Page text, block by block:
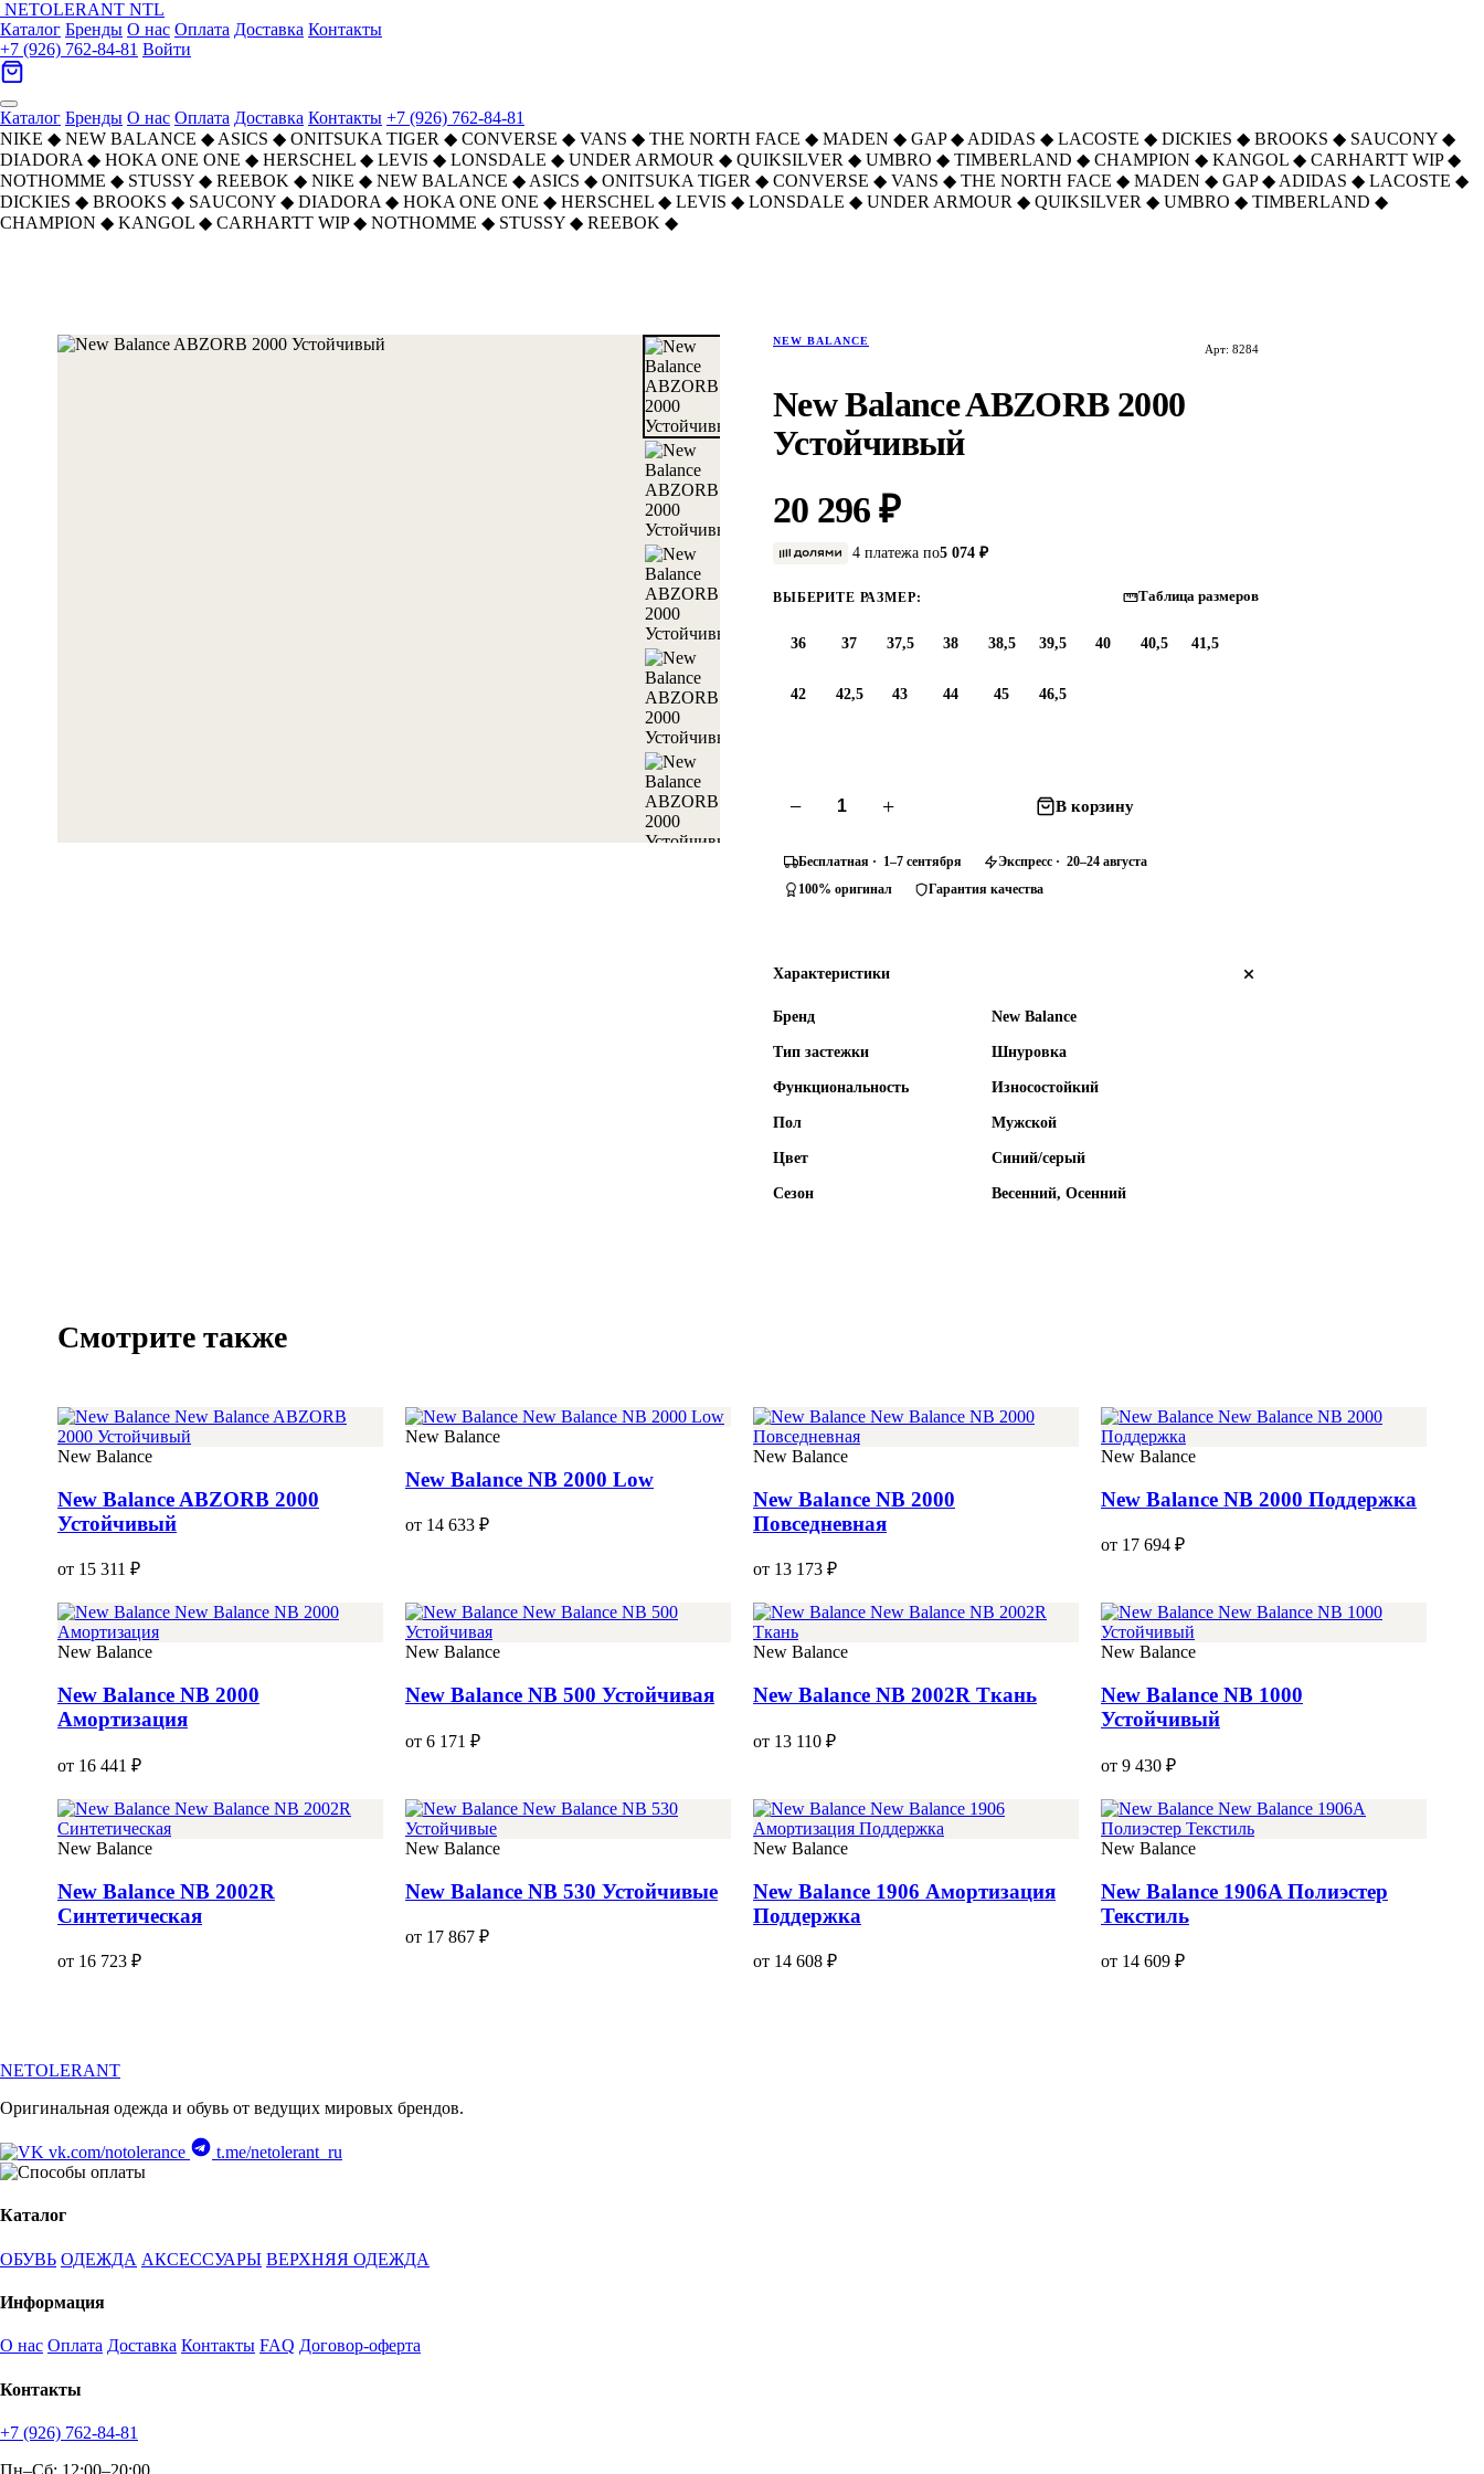
NETOLERANT NTL
Каталог Бренды О нас Оплата Доставка Контакты
+7 (926) 762-84-81 Войти
Каталог Бренды О нас Оплата Доставка Контакты +7 (926) 762-84-81
NIKE ◆ NEW BALANCE ◆ ASICS ◆ ONITSUKA TIGER ◆ CONVERSE ◆ VANS ◆ THE NORTH FACE ◆ MADEN ◆ GAP ◆ ADIDAS ◆ LACOSTE ◆ DICKIES ◆ BROOKS ◆ SAUCONY ◆
DIADORA ◆ HOKA ONE ONE ◆ HERSCHEL ◆ LEVIS ◆ LONSDALE ◆ UNDER ARMOUR ◆ QUIKSILVER ◆ UMBRO ◆ TIMBERLAND ◆ CHAMPION ◆ KANGOL ◆ CARHARTT WIP ◆
NOTHOMME ◆ STUSSY ◆ REEBOK ◆ NIKE ◆ NEW BALANCE ◆ ASICS ◆ ONITSUKA TIGER ◆ CONVERSE ◆ VANS ◆ THE NORTH FACE ◆ MADEN ◆ GAP ◆ ADIDAS ◆ LACOSTE ◆
DICKIES ◆ BROOKS ◆ SAUCONY ◆ DIADORA ◆ HOKA ONE ONE ◆ HERSCHEL ◆ LEVIS ◆ LONSDALE ◆ UNDER ARMOUR ◆ QUIKSILVER ◆ UMBRO ◆ TIMBERLAND ◆
CHAMPION ◆ KANGOL ◆ CARHARTT WIP ◆ NOTHOMME ◆ STUSSY ◆ REEBOK ◆
NEW BALANCE
Арт: 8284
New Balance ABZORB 2000
Устойчивый
20 296 ₽
4 платежа по5 074 ₽
ВЫБЕРИТЕ РАЗМЕР: Таблица размеров
36 37 37,5 38 38,5 39,5 40 40,5 41,5
42 42,5 43 44 45 46,5
− + В корзину
Бесплатная · 1–7 сентября
Экспресс · 20–24 августа
100% оригинал
Гарантия качества
Характеристики
Бренд New Balance
Тип застежки Шнуровка
Функциональность Износостойкий
Пол Мужской
Цвет Синий/серый
Сезон Весенний, Осенний
Смотрите также
New Balance
New Balance ABZORB 2000
Устойчивый
от 15 311 ₽
New Balance
New Balance NB 2000 Low
от 14 633 ₽
New Balance
New Balance NB 2000
Повседневная
от 13 173 ₽
New Balance
New Balance NB 2000 Поддержка
от 17 694 ₽
New Balance
New Balance NB 2000
Амортизация
от 16 441 ₽
New Balance
New Balance NB 500 Устойчивая
от 6 171 ₽
New Balance
New Balance NB 2002R Ткань
от 13 110 ₽
New Balance
New Balance NB 1000
Устойчивый
от 9 430 ₽
New Balance
New Balance NB 2002R
Синтетическая
от 16 723 ₽
New Balance
New Balance NB 530 Устойчивые
от 17 867 ₽
New Balance
New Balance 1906 Амортизация
Поддержка
от 14 608 ₽
New Balance
New Balance 1906A Полиэстер
Текстиль
от 14 609 ₽
NETOLERANT
Оригинальная одежда и обувь от ведущих мировых брендов.
vk.com/notolerance t.me/netolerant_ru
Каталог
ОБУВЬ ОДЕЖДА АКСЕССУАРЫ ВЕРХНЯЯ ОДЕЖДА
Информация
О нас Оплата Доставка Контакты FAQ Договор-оферта
Контакты
+7 (926) 762-84-81
Пн–Сб: 12:00–20:00